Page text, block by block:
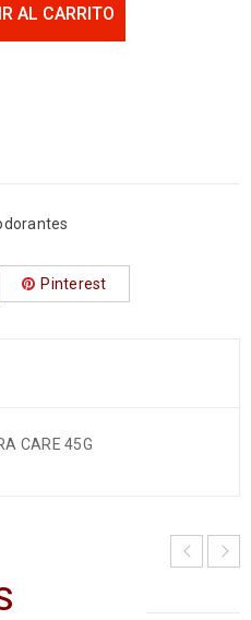
AL CARRITO
Pinterest
CARE 45G